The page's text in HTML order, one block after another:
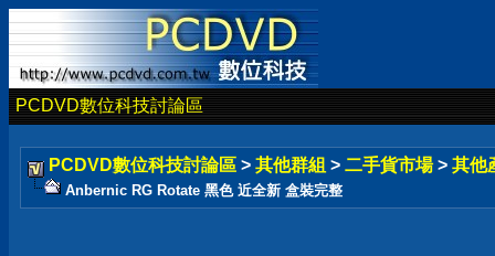
PCDVD數位科技討論區
PCDVD數位科技討論區 > 其他群組 > 二手貨市場 > 其他
Anbernic RG Rotate 黑色 近全新 盒裝完整